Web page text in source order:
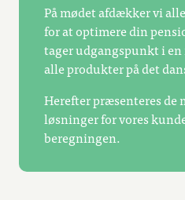
På mødet afdækker vi
for at optimere din
tager udgangspunkt i
alle produkter på det
Herefter præsenteres de
løsninger for vores
beregningen.